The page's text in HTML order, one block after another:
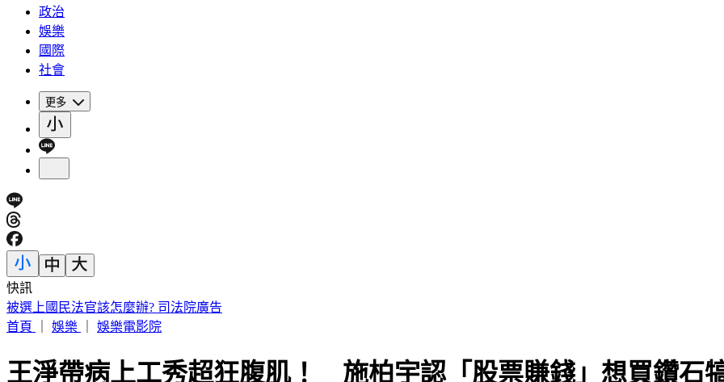
政治
娛樂
國際
社會
更多
快訊
IU無預警召喚前男友 韓網替「她」心疼：很不舒服
首頁
娛樂 娛樂電影院
王淨帶病上工秀超狂腹肌！ 施柏宇認「股票賺錢」想買鑽石